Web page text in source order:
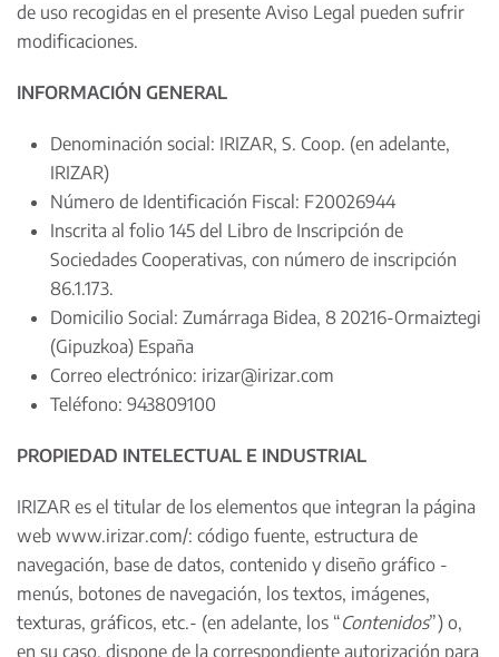
de uso recogidas en el presente Aviso Legal pueden sufrir
modificaciones.
INFORMACIÓN GENERAL
Denominación social: IRIZAR, S. Coop. (en adelante,
IRIZAR)
Número de Identificación Fiscal: F20026944
Inscrita al folio 145 del Libro de Inscripción de
Sociedades Cooperativas, con número de inscripción
86.1.173.
Domicilio Social: Zumárraga Bidea, 8 20216-Ormaiztegi
(Gipuzkoa) España
Correo electrónico: irizar@irizar.com
Teléfono: 943809100
PROPIEDAD INTELECTUAL E INDUSTRIAL
IRIZAR es el titular de los elementos que integran la página
web www.irizar.com/: código fuente, estructura de
navegación, base de datos, contenido y diseño gráfico -
menús, botones de navegación, los textos, imágenes,
texturas, gráficos, etc.- (en adelante, los “Contenidos”) o,
en su caso, dispone de la correspondiente autorización para